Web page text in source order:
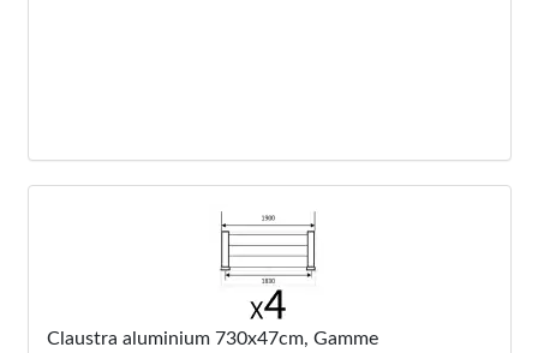
Claustra aluminium 730x47cm, Gamme